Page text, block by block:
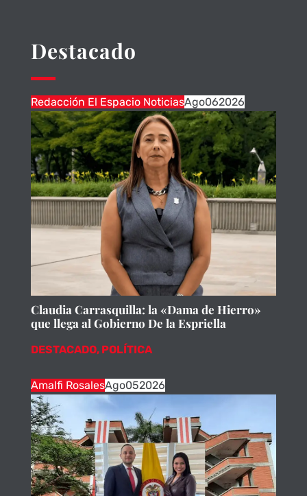
Destacado
Redacción El Espacio NoticiasAgo062026
Claudia Carrasquilla: la «Dama de Hierro»
que llega al Gobierno De la Espriella
DESTACADO, POLÍTICA
Amalfi RosalesAgo052026